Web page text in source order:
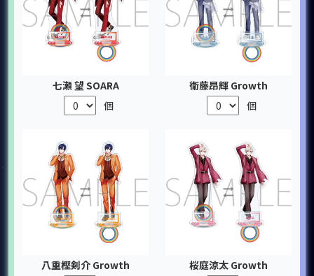
七瀬 望 SOARA
個
衛藤昂輝 Growth
個
八重樫剣介 Growth
桜庭涼太 Growth